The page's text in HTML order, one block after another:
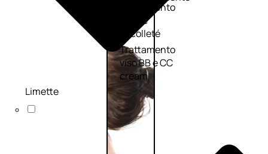
Trattamento
collo e
décolleté
Trattamento
viso BB e CC
cream
Limette